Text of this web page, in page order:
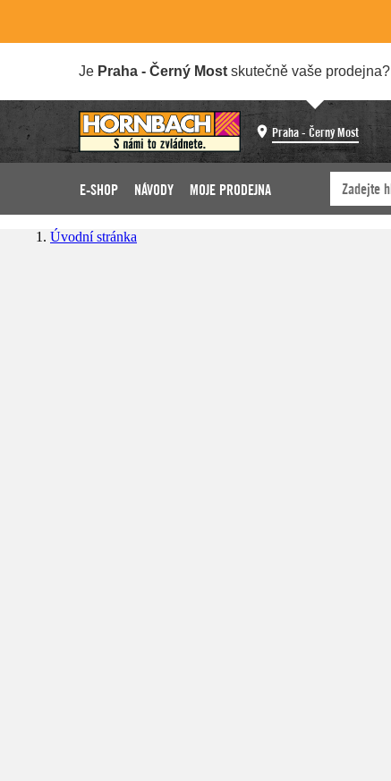
Je Praha - Černý Most skutečně vaše prodejna?
Praha - Černý Most
E-SHOP NÁVODY MOJE PRODEJNA
Úvodní stránka